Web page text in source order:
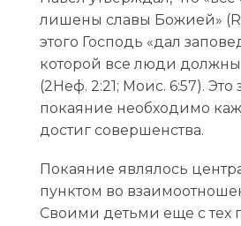
лишены славы Божией»
этого Господь «дал
которой все люди должны
(2Неф. 2:21; Moис. 6:57). Это
покаяние необходимо
достиг совершенства.
Покаяние являлось
пунктом во
Своими детьми еще с тех